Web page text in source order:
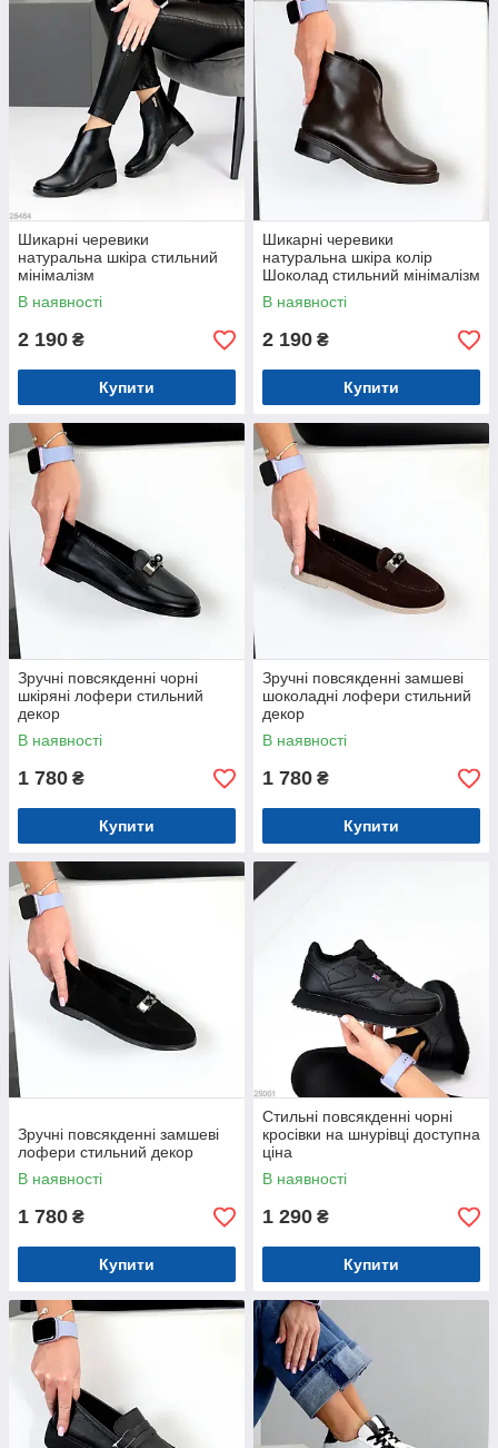
Шикарні черевики
натуральна шкіра стильний
мінімалізм
В наявності
2 190 ₴
Купити
Шикарні черевики
натуральна шкіра колір
Шоколад стильний мінімалізм
В наявності
2 190 ₴
Купити
Зручні повсякденні чорні
шкіряні лофери стильний
декор
В наявності
1 780 ₴
Купити
Зручні повсякденні замшеві
шоколадні лофери стильний
декор
В наявності
1 780 ₴
Купити
Зручні повсякденні замшеві
лофери стильний декор
В наявності
1 780 ₴
Купити
Стильні повсякденні чорні
кросівки на шнурівці доступна
ціна
В наявності
1 290 ₴
Купити